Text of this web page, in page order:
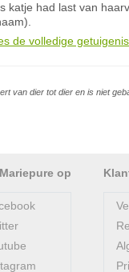
katje had last van
de volledige getuigenis
van dier tot dier en is niet
op